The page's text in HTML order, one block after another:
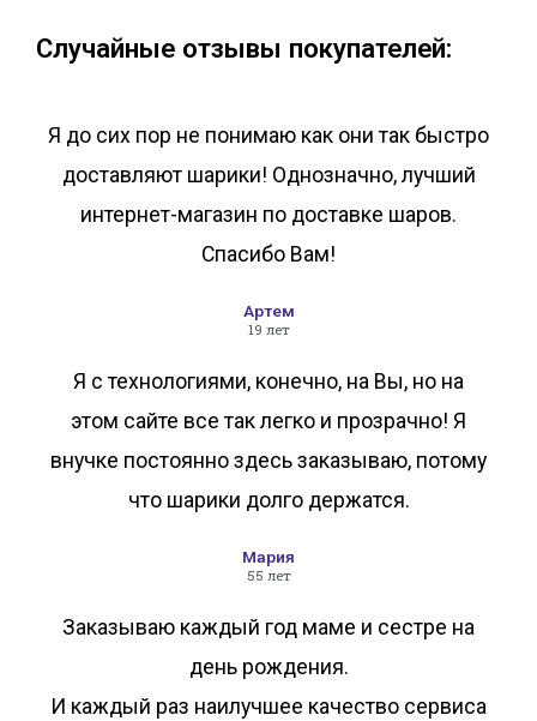
Случайные отзывы покупателей:
Я до сих пор не понимаю как они так быстро
доставляют шарики! Однозначно, лучший
интернет-магазин по доставке шаров.
Спасибо Вам!
Артем
19 лет
Я с технологиями, конечно, на Вы, но на
этом сайте все так легко и прозрачно! Я
внучке постоянно здесь заказываю, потому
что шарики долго держатся.
Мария
55 лет
Заказываю каждый год маме и сестре на
день рождения.
И каждый раз наилучшее качество сервиса